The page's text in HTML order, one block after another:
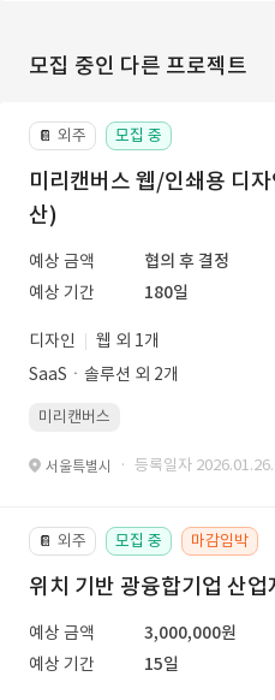
모집 중인 다른 프로젝트
📔 외주 모집 중
미리캔버스 웹/인쇄용 디
산)
예상 금액
협의 후 결정
예상 기간
180일
디자인
웹 외 1개
SaaSㆍ솔루션 외 2개
미리캔버스
서울특별시 · 등록일자 2026.01.26.
📔 외주 모집 중 마감임박
위치 기반 광융합기업 산
예상 금액
3,000,000원
예상 기간
15일